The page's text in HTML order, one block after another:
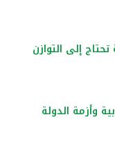
إلى التوازن
وأزمة الدولة